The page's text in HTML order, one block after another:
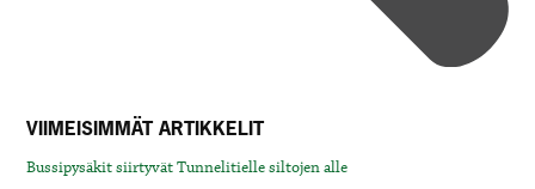
VIIMEISIMMÄT ARTIKKELIT
Bussipysäkit siirtyvät Tunnelitielle siltojen alle